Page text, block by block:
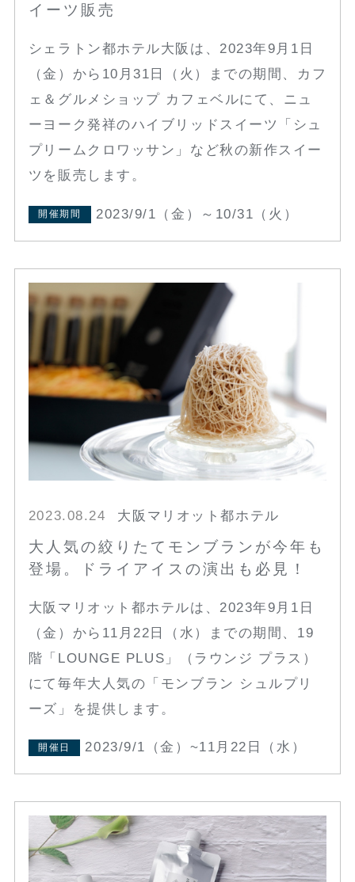
イーツ販売
シェラトン都ホテル大阪は、2023年9月1日
（金）から10月31日（火）までの期間、カフ
ェ＆グルメショップ カフェベルにて、ニュ
ーヨーク発祥のハイブリッドスイーツ「シュ
プリームクロワッサン」など秋の新作スイー
ツを販売します。
開催期間 2023/9/1（金）～10/31（火）
2023.08.24 大阪マリオット都ホテル
大人気の絞りたてモンブランが今年も
登場。ドライアイスの演出も必見！
大阪マリオット都ホテルは、2023年9月1日
（金）から11月22日（水）までの期間、19
階「LOUNGE PLUS」（ラウンジ プラス）
にて毎年大人気の「モンブラン シュルプリ
ーズ」を提供します。
開催日 2023/9/1（金）~11月22日（水）